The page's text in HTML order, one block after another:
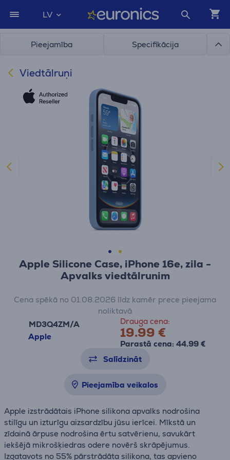
LV
Pieejamība Specifikācija
Viedtālruņi
Apple Silicone Case, iPhone 16e, zila -
Apvalks viedtālrunim
MD3Q4ZM/A
Apple
Drauga cena:
19.99 €
Parastā cena: 44.99 €
Cena spēkā no 01.08.2026 līdz kamēr prece pieejama
noliktavā
Salīdzināt
Pieejamība veikalos
Apple izstrādātais iPhone silikona apvalks nodrošina
stilīgu un izturīgu aizsardzību jūsu ierīcei. Mīkstā un
zīdainā ārpuse nodrošina ērtu satvērienu, savukārt
iekšējā mikrošķiedras odere novērš skrāpējumus.
Izgatavots no 55% pārstrādāta silikona, tas apvieno